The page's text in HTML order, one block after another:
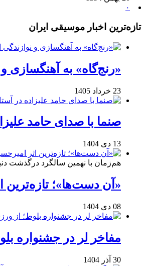
۰
تازه‌ترین اخبار موسیقی ایران
«رنج‌گاه» به آهنگسازی
23 خرداد 1405
صنما با صدای حامد
13 دی 1404
هم‌زمان با نهمین سالگرد درگذشت
«آن دست‌ها»؛
08 دی 1404
مفاخر لر در جشنواره
30 آذر 1404